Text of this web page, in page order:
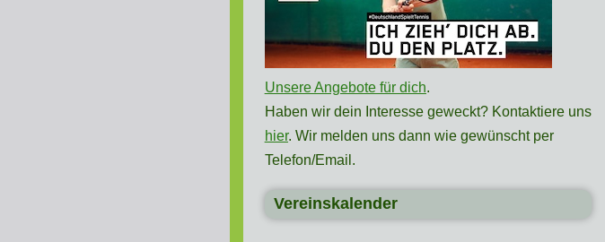
Unsere Angebote für dich.
Haben wir dein Interesse geweckt? Kontaktiere uns
hier. Wir melden uns dann wie gewünscht per
Telefon/Email.
Vereinskalender